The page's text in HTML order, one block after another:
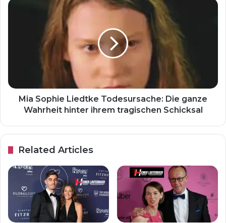
Mia Sophie Liedtke Todesursache: Die ganze
Wahrheit hinter ihrem tragischen Schicksal
Related Articles